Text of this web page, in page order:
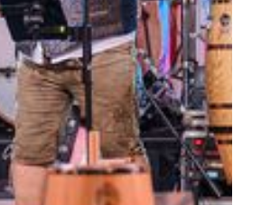
場！造型就是你的舞台！
美高梅澳門德國啤酒節扮裝大賽」 隆
統巴伐利亞服飾，或是發揮創意、玩出
一起競逐 「最佳服飾獎」🏆！
們的啤酒節記憶